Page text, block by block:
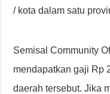
/ kota dalam satu
Semisal Community
mendapatkan gaji Rp
daerah tersebut. Jika